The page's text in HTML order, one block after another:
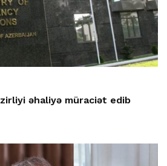
əhaliyə müraciət edib